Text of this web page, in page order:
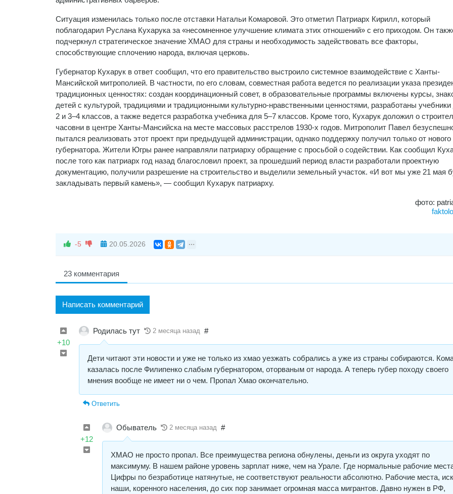
Ситуация изменилась только после отставки Натальи Комаровой. Это отметил Патриарх Кирилл, который
поблагодарил Руслана Кухарука за «несомненное улучшение климата этих отношений» с его приходом. Он
подчеркнул стратегическое значение ХМАО для страны и необходимость задействовать все факторы,
способствующие сплочению народа, включая церковь.
Губернатор Кухарук в ответ сообщил, что его правительство выстроило системное взаимодействие с Ханты-
Мансийской митрополией. В частности, по его словам, совместная работа ведется по реализации указа
традиционных ценностях: создан координационный совет, в образовательные программы включены курсы,
детей с культурой, традициями и традиционными культурно-нравственными ценностями, разработаны
2 и 3–4 классов, а также ведется разработка учебника для 5–7 классов. Кроме того, Кухарук доложил о
часовни в центре Ханты-Мансийска на месте массовых расстрелов 1930-х годов. Митрополит Павел
пытался реализовать этот проект при предыдущей администрации, однако поддержку получил только от нового
губернатора. Жители Югры ранее направляли патриарху обращение с просьбой о содействии. Как сообщил
после того как патриарх год назад благословил проект, за прошедший период власти разработали проектную
документацию, получили разрешение на строительство и выделили земельный участок. «И вот мы уже 21 мая
закладывать первый камень», — сообщил Кухарук патриарху.
фото:
-5 20.05.2026
23 комментария
Написать комментарий
+10
Родилась тут 2 месяца назад #
Дети читают эти новости и уже не только из хмао уезжать собрались а уже из страны собираются.
казалась после Филипенко слабым губернатором, оторваным от народа. А теперь губер походу своего
мнения вообще не имеет ни о чем. Пропал Хмао окончательно.
Ответить
+12
Обыватель 2 месяца назад #
ХМАО не просто пропал. Все преимущества региона обнулены, деньги из округа уходят по
максимуму. В нашем районе уровень зарплат ниже, чем на Урале. Где нормальные рабочие
Цифры по безработице натянутые, не соответствуют реальности абсолютно. Рабочие места,
наши, коренного населения, до сих пор занимает огромная масса мигрантов. Давно нужен в РФ,